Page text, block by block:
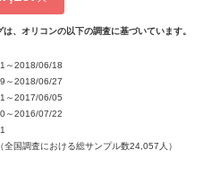
、オリコンの以下の調査に基づいています。
～2018/06/18
～2018/06/27
～2017/06/05
～2016/07/22
全国調査における総サンプル数24,057人）